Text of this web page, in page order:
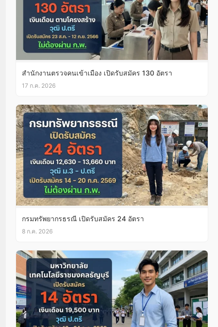
สำนักงานตรวจคนเข้าเมือง เปิดรับสมัคร 130 อัตรา
17 ก.ค. 2026
กรมทรัพยากรธรณี เปิดรับสมัคร 24 อัตรา
8 ก.ค. 2026